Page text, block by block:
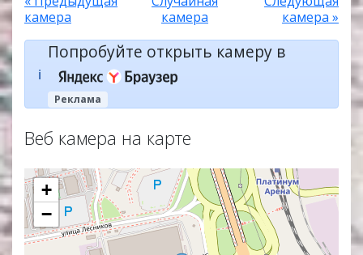
камера
камера
камера »
ℹ️
Попробуйте открыть камеру в
Реклама
Веб камера на карте
+
−